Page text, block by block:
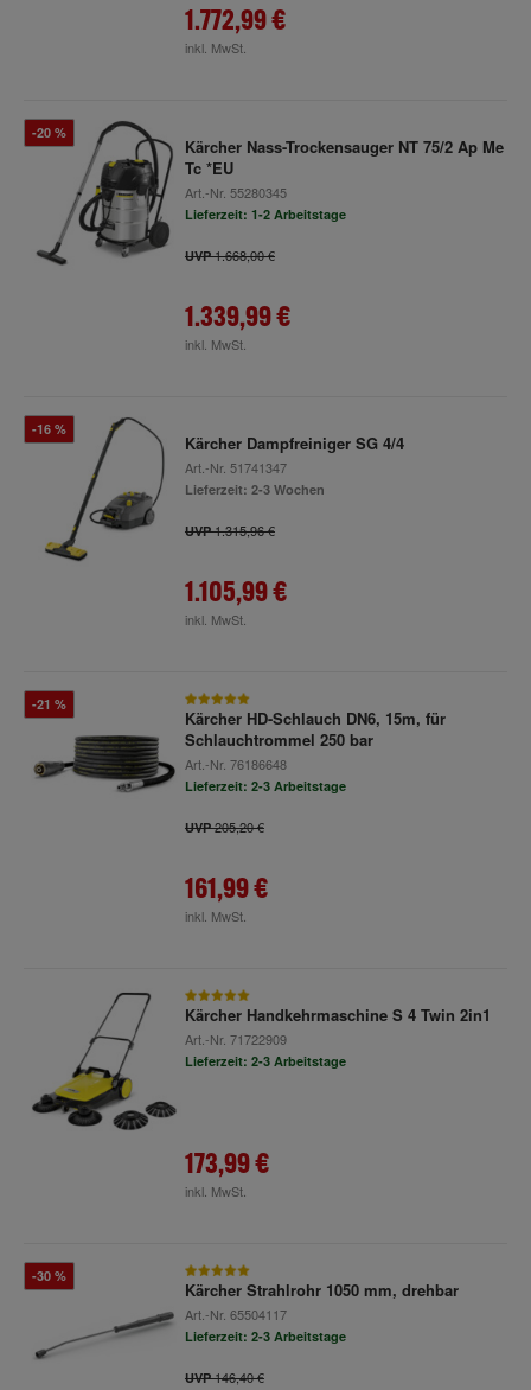
1.772,99 €
inkl. MwSt.
-20 %
Kärcher Nass-Trockensauger NT 75/2 Ap Me
Tc *EU
Art.-Nr. 55280345
Lieferzeit: 1-2 Arbeitstage
UVP1.668,00 €
1.339,99 €
inkl. MwSt.
-16 %
Kärcher Dampfreiniger SG 4/4
Art.-Nr. 51741347
Lieferzeit: 2-3 Wochen
UVP1.315,96 €
1.105,99 €
inkl. MwSt.
-21 %
Kärcher HD-Schlauch DN6, 15m, für
Schlauchtrommel 250 bar
Art.-Nr. 76186648
Lieferzeit: 2-3 Arbeitstage
UVP205,20 €
161,99 €
inkl. MwSt.
Kärcher Handkehrmaschine S 4 Twin 2in1
Art.-Nr. 71722909
Lieferzeit: 2-3 Arbeitstage
173,99 €
inkl. MwSt.
-30 %
Kärcher Strahlrohr 1050 mm, drehbar
Art.-Nr. 65504117
Lieferzeit: 2-3 Arbeitstage
UVP146,40 €